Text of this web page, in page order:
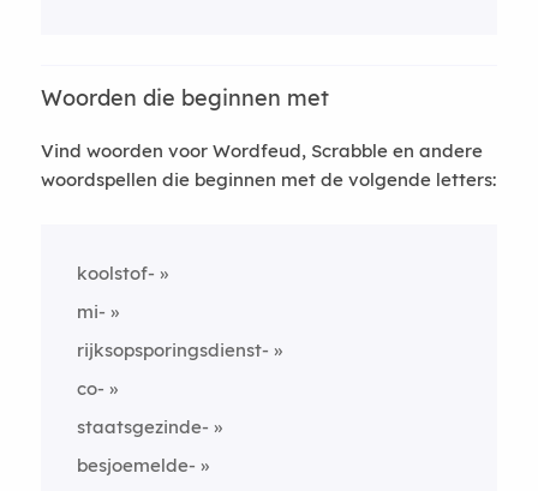
Woorden die beginnen met
Vind woorden voor Wordfeud, Scrabble en andere
woordspellen die beginnen met de volgende letters:
koolstof-
mi-
rijksopsporingsdienst-
co-
staatsgezinde-
besjoemelde-